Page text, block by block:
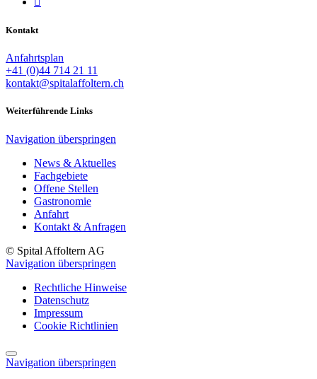
Kontakt
Anfahrtsplan
+41 (0)44 714 21 11
kontakt@spitalaffoltern.ch
Weiterführende Links
Navigation überspringen
News & Aktuelles
Fachgebiete
Offene Stellen
Gastronomie
Anfahrt
Kontakt & Anfragen
© Spital Affoltern AG
Navigation überspringen
Rechtliche Hinweise
Datenschutz
Impressum
Cookie Richtlinien
Navigation überspringen